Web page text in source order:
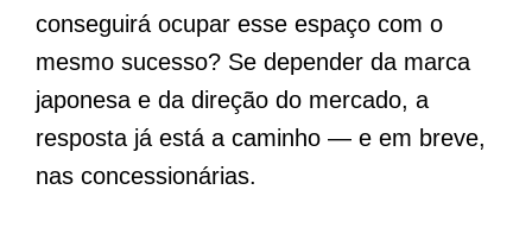
conseguirá ocupar esse espaço com o
mesmo sucesso? Se depender da marca
japonesa e da direção do mercado, a
resposta já está a caminho — e em breve,
nas concessionárias.